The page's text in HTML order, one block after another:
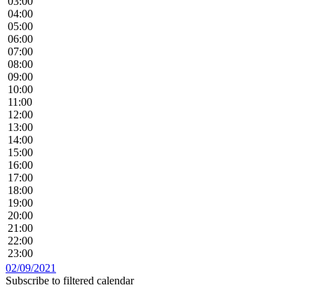
04:00
05:00
06:00
07:00
08:00
09:00
10:00
11:00
12:00
13:00
14:00
15:00
16:00
17:00
18:00
19:00
20:00
21:00
22:00
23:00
02/09/2021
Subscribe to filtered calendar